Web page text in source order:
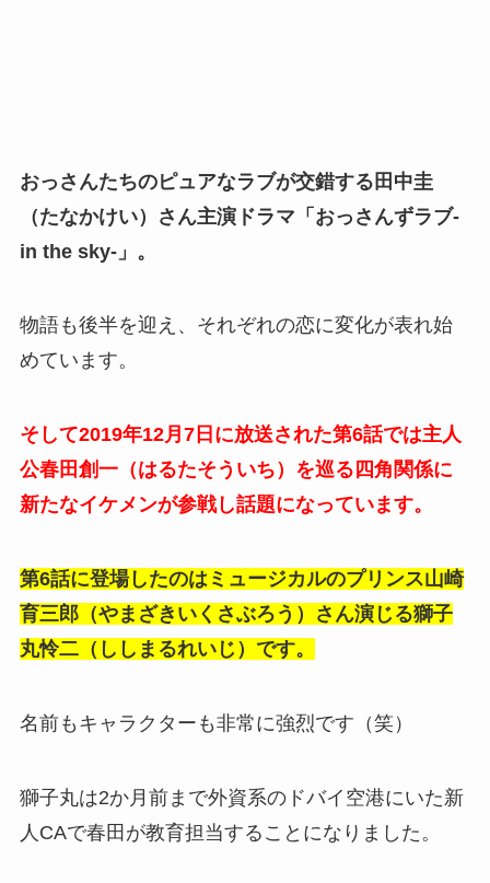
おっさんたちのピュアなラブが交錯する田中圭
（たなかけい）さん主演ドラマ「おっさんずラブ-
in the sky-」。
物語も後半を迎え、それぞれの恋に変化が表れ始
めています。
そして2019年12月7日に放送された第6話では主人
公春田創一（はるたそういち）を巡る四角関係に
新たなイケメンが参戦し話題になっています。
第6話に登場したのはミュージカルのプリンス山崎
育三郎（やまざきいくさぶろう）さん演じる獅子
丸怜二（ししまるれいじ）です。
名前もキャラクターも非常に強烈です（笑）
獅子丸は2か月前まで外資系のドバイ空港にいた新
人CAで春田が教育担当することになりました。